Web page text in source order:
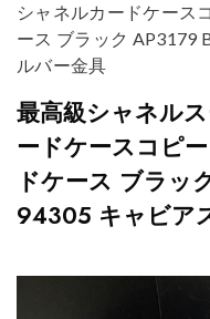
シャネルカードケース
ース ブラック AP3179
ルバー金具
最高級シャネル
ードケースコピ
ドケース ブラッ
94305 キャビア